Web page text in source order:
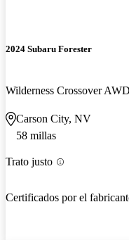
2024 Subaru Forester
Wilderness Crossover AWD
Carson City, NV
58 millas
Trato justo
Certificados por el